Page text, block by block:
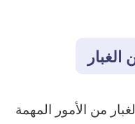
من الأمور المهمة